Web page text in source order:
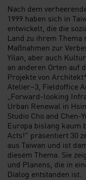
Nach dem
1999 haben sich in
entwickelt, die die
Land zu ihrem Thema
Maßnahmen zur
Yilan, aber auch
an anderen Orten auf
Projekte von
Atelier–3, Fieldoffice
„Forward-looking
Urban Renewal in
Studio Cho and Chen-
Europa bislang kaum
Acts!” präsentiert 30
aus Taiwan und ist
diesem Thema. Sie
und Planens, die in
Dialog entstanden ist.